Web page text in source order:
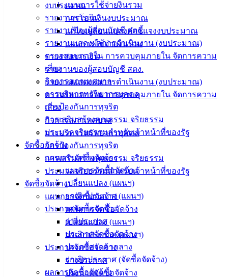
แผนการใช้จ่ายงินรวม
รายงานการเงิน
รายงานของผู้สอบบัญชี สตง.
รายงานแสดงผลการดำเนินงาน (งบประมาณ)
ตรวจสอบภายใน การควบคุมภายใน จัดการความ
เสี่ยง
กิจการสภาเทศบาล
การบริหารทรัพยากรบุคคล
การป้องกันการทุจริต
การเสริมสร้างคุณธรรม จริยธรรม
ประมวลจริยธรรมสำหรับเจ้าหน้าที่ของรัฐ
จัดซื้อจัดจ้าง
แผนการจัดซื้อจัดจ้าง
แผนการจัดซื้อจัดจ้าง
เปลี่ยนแปลง (แผนฯ)
ยกเลิกประกาศ (แผนฯ)
ประกาศจัดซื้อจัดจ้าง
ร่างประกาศ
ประกาศจัดซื้อจัดจ้าง
ประกาศราคากลาง
ยกเลิกประกาศ (จัดซื้อจัดจ้าง)
ผลการจัดซื้อจัดจ้าง
งบประมาณ
การโอนเงินงบประมาณ
แก้ไขเปลี่ยนแปลงคำชี้แจงงบประมาณ
แผนการใช้จ่ายงินรวม
รายงานการเงิน
รายงานของผู้สอบบัญชี สตง.
รายงานแสดงผลการดำเนินงาน (งบประมาณ)
ตรวจสอบภายใน การควบคุมภายใน จัดการความ
เสี่ยง
กิจการสภาเทศบาล
การบริหารทรัพยากรบุคคล
การป้องกันการทุจริต
การเสริมสร้างคุณธรรม จริยธรรม
ประมวลจริยธรรมสำหรับเจ้าหน้าที่ของรัฐ
จัดซื้อจัดจ้าง
แผนการจัดซื้อจัดจ้าง
แผนการจัดซื้อจัดจ้าง
เปลี่ยนแปลง (แผนฯ)
ยกเลิกประกาศ (แผนฯ)
ประกาศจัดซื้อจัดจ้าง
ร่างประกาศ
ประกาศจัดซื้อจัดจ้าง
(Knowledge
Management)
เทศบาล
สายตรง
นายก
ประวัติ
เทศบาล
ผู้บริหาร
และ
หัวหน้า
ส่วน
ราชการ
สภา
สงวนลิขสิทธิ์ © 2563 เทศบาลเมืองอ่างศิลา จังหวัดชลบุรี |
angsilacity.go.th | Powered byBuuscript